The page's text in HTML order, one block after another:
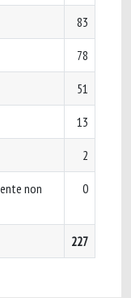
83
78
51
13
2
non
0
227